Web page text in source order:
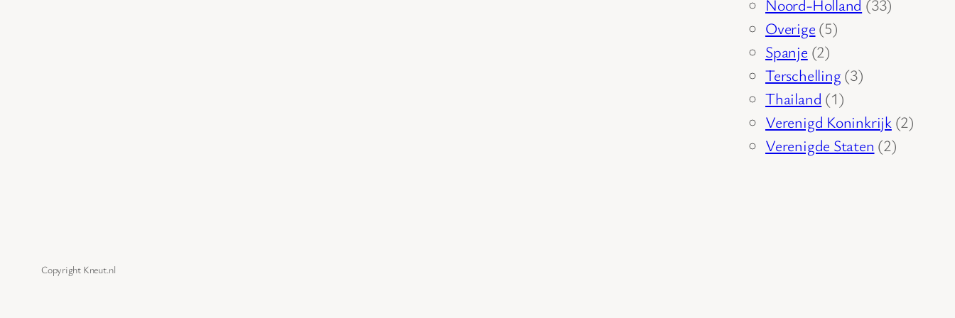
Noord-Holland 33
Overige 55
Spanje 22
producten
Terschelling 33
Thailand 11
product
Verenigd Koninkrijk 22
Verenigde Staten 22
Copyright Kneut.nl